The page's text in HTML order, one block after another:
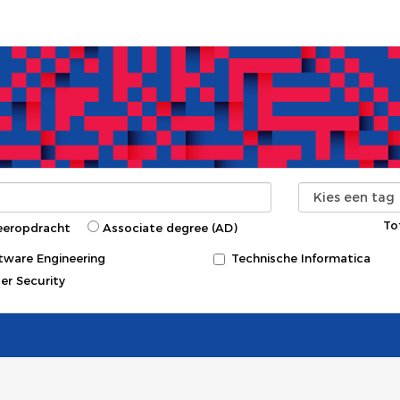
Associate degree (AD)
Engineering
Security
Technische Informatica